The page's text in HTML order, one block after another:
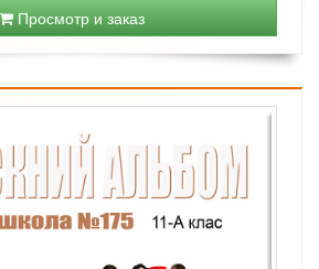
Просмотр и заказ